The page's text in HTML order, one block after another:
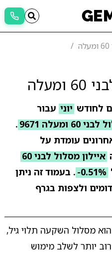
לחודש יוני עבור
ומעלה 9671
.
איילון מסלול לבני 60
-0.51% . בעמוד זה ניתן
ולצפות בגרף
לבני 60 ומעלה הוא מסלול השקעה תלוי גיל,
יותר לשלב מימוש